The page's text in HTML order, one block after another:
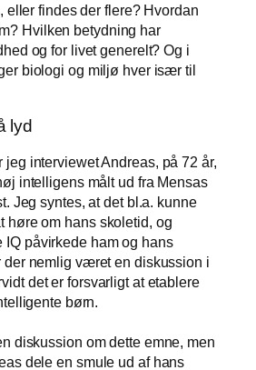
eller findes der flere? Hvordan
Hvilken betydning har
og for livet generelt? Og i
biologi og miljø hver især til
lyd
jeg interviewet Andreas, på 72 år,
intelligens målt ud fra Mensas
Jeg syntes, at det bl.a. kunne
høre om hans skoletid, og
IQ påvirkede ham og hans
der nemlig været en diskussion i
det er forsvarligt at etablere
børn.
diskussion om dette emne, men
dele en smule ud af hans